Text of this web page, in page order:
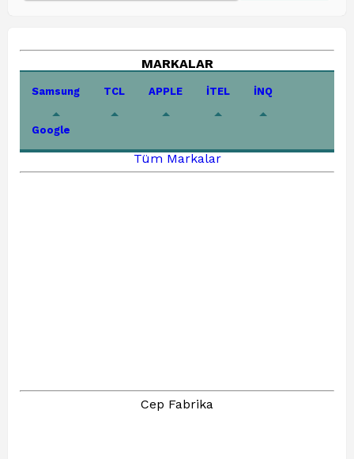
MARKALAR
Samsung TCL APPLE İTEL İNQ
Google
Tüm Markalar
Cep Fabrika